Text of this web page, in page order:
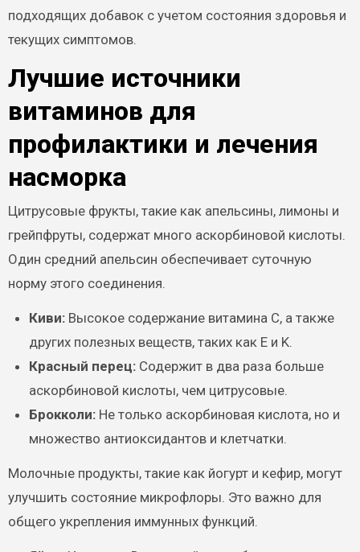
подходящих добавок с учетом состояния здоровья и
текущих симптомов.
Лучшие источники
витаминов для
профилактики и лечения
насморка
Цитрусовые фрукты, такие как апельсины, лимоны и
грейпфруты, содержат много аскорбиновой кислоты.
Один средний апельсин обеспечивает суточную
норму этого соединения.
Киви:Высокое содержание витамина C, а также
других полезных веществ, таких как E и K.
Красный перец:Содержит в два раза больше
аскорбиновой кислоты, чем цитрусовые.
Брокколи:Не только аскорбиновая кислота, но и
множество антиоксидантов и клетчатки.
Молочные продукты, такие как йогурт и кефир, могут
улучшить состояние микрофлоры. Это важно для
общего укрепления иммунных функций.